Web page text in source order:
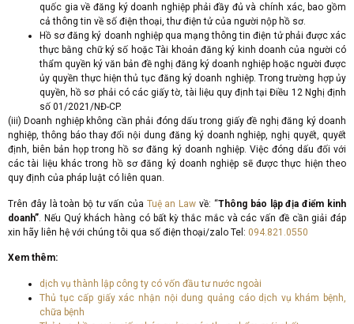
quốc gia về đăng ký doanh nghiệp phải đầy đủ và chính xác, bao gồm
cả thông tin về số điện thoại, thư điện tử của người nộp hồ sơ.
Hồ sơ đăng ký doanh nghiệp qua mạng thông tin điện tử phải được xác
thực bằng chữ ký số hoặc Tài khoản đăng ký kinh doanh của người có
thẩm quyền ký văn bản đề nghị đăng ký doanh nghiệp hoặc người được
ủy quyền thực hiện thủ tục đăng ký doanh nghiệp. Trong trường hợp ủy
quyền, hồ sơ phải có các giấy tờ, tài liệu quy định tại Điều 12 Nghị định
số 01/2021/NĐ-CP.
(iii) Doanh nghiệp không cần phải đóng dấu trong giấy đề nghị đăng ký doanh
nghiệp, thông báo thay đổi nội dung đăng ký doanh nghiệp, nghị quyết, quyết
định, biên bản họp trong hồ sơ đăng ký doanh nghiệp. Việc đóng dấu đối với
các tài liệu khác trong hồ sơ đăng ký doanh nghiệp sẽ được thực hiện theo
quy định của pháp luật có liên quan.
Trên đây là toàn bộ tư vấn của Tuệ an Law về: “Thông báo lập địa điểm kinh
doanh” . Nếu Quý khách hàng có bất kỳ thắc mắc và các vấn đề cần giải đáp
xin hãy liên hệ với chúng tôi qua số điện thoại/zalo Tel: 094.821.0550
Xem thêm:
dịch vụ thành lập công ty có vốn đầu tư nước ngoài
Thủ tục cấp giấy xác nhận nội dung quảng cáo dịch vụ khám bệnh,
chữa bệnh